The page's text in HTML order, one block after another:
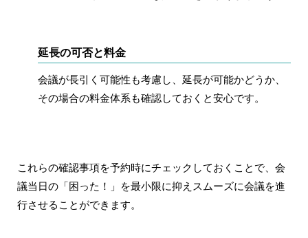
延長の可否と料金
会議が長引く可能性も考慮し、延長が可能かどうか、
その場合の料金体系も確認しておくと安心です。
これらの確認事項を予約時にチェックしておくことで、会
議当日の「困った！」を最小限に抑えスムーズに会議を進
行させることができます。